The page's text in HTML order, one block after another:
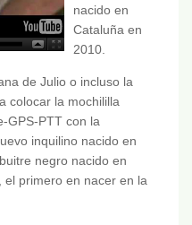
nacido en
Cataluña en
2010.
de Julio o incluso la
colocar la mochililla
GPS-PTT con la
inquilino nacido en
negro nacido en
el primero en nacer en la